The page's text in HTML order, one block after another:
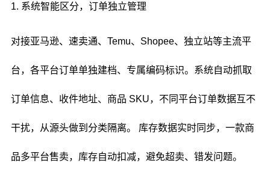
1. 系统智能区分，订单独立管理
对接亚马逊、速卖通、Temu、Shopee、独立站等主流平
台，各平台订单单独建档、专属编码标识。系统自动抓取
订单信息、收件地址、商品 SKU，不同平台订单数据互不
干扰，从源头做到分类隔离。 库存数据实时同步，一款商
品多平台售卖，库存自动扣减，避免超卖、错发问题。